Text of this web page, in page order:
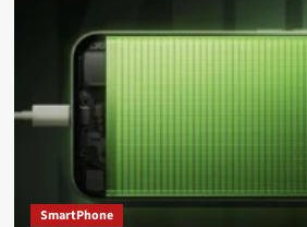
SmartPhone